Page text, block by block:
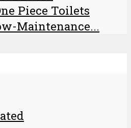
Piece Toilets
Maintenance...